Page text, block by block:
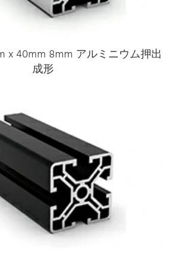
x 40mm 8mm アルミニウム押出
成形